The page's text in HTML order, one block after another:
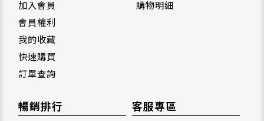
加入會員
會員權利
我的收藏
快速購買
訂單查詢
購物明細
暢銷排行
客服專區